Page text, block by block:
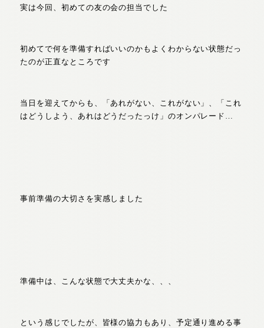
実は今回、初めての友の会の担当でした
初めてで何を準備すればいいのかもよくわからない状態だっ
たのが正直なところです
当日を迎えてからも、「あれがない、これがない」、「これ
はどうしよう、あれはどうだったっけ」のオンパレード…
事前準備の大切さを実感しました
準備中は、こんな状態で大丈夫かな、、、
という感じでしたが、皆様の協力もあり、予定通り進める事